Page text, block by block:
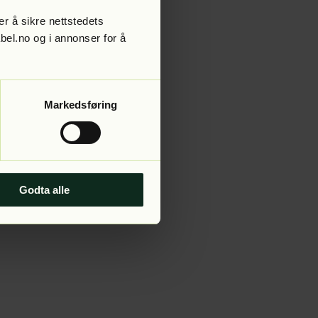
å sikre nettstedets
og i annonser for å
Markedsføring
Godta alle